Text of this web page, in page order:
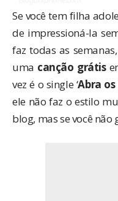
Se você tem filha
de impressioná-la
faz todas as
uma canção grátis
vez é o single ‘Abra
ele não faz o estilo
blog, mas se você não